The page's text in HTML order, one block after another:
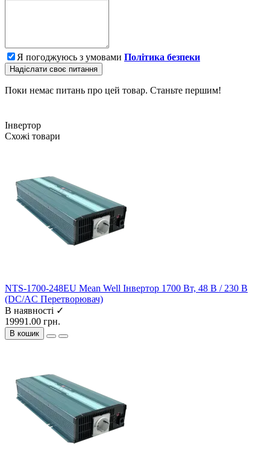
Я погоджуюсь з умовами Політика безпеки
Надіслати своє питання
Поки немає питань про цей товар. Станьте першим!
Інвертор
Схожі товари
NTS-1700-248EU Mean Well Інвертор 1700 Вт, 48 В / 230 В
(DC/AC Перетворювач)
В наявності ✓
19991.00 грн.
В кошик